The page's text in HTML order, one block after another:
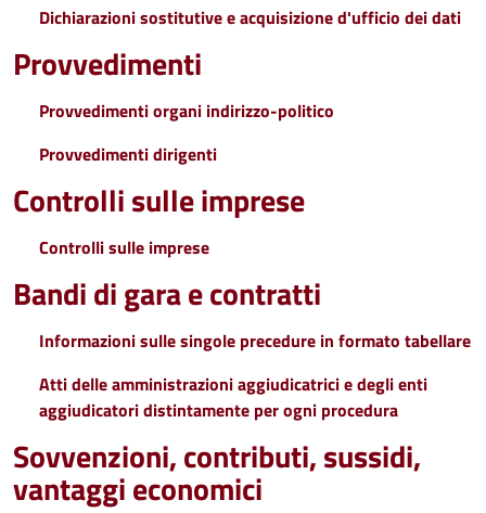
Dichiarazioni sostitutive e acquisizione d'ufficio dei dati
Provvedimenti
Provvedimenti organi indirizzo-politico
Provvedimenti dirigenti
Controlli sulle imprese
Controlli sulle imprese
Bandi di gara e contratti
Informazioni sulle singole precedure in formato tabellare
Atti delle amministrazioni aggiudicatrici e degli enti
aggiudicatori distintamente per ogni procedura
Sovvenzioni, contributi, sussidi,
vantaggi economici